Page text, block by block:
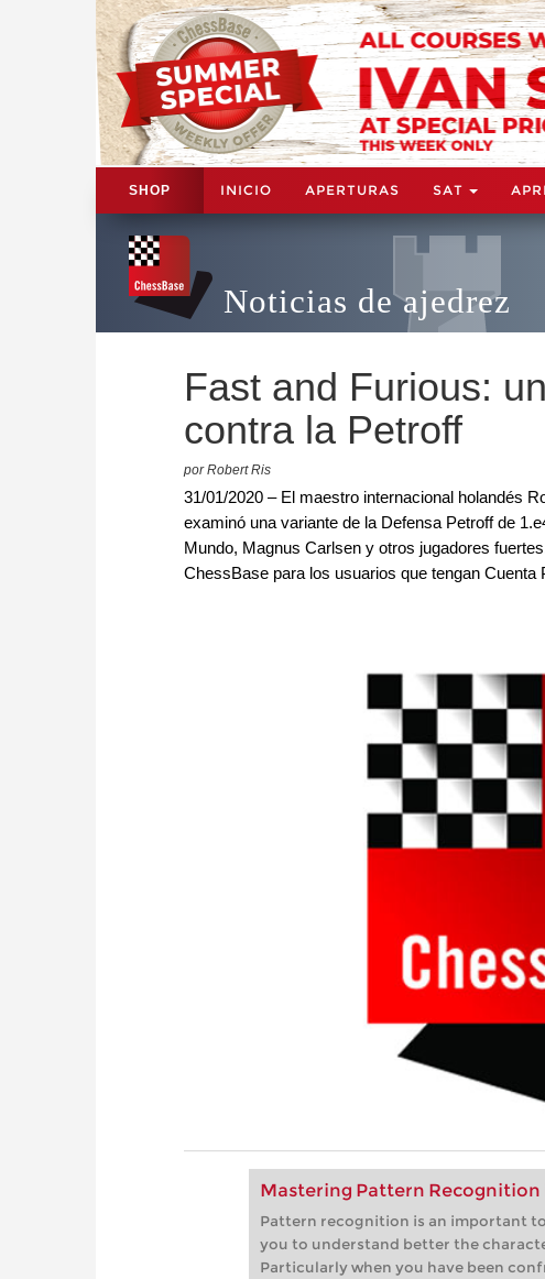
SHOP INICIO APERTURAS SAT
Noticias de ajedrez
Fast and Furious:
contra la Petroff
por Robert Ris
31/01/2020 – El maestro internacional holandés
examinó una variante de la Defensa Petroff de
Mundo, Magnus Carlsen y otros jugadores
ChessBase para los usuarios que tengan Cuenta
Mastering Pattern Recognition
Pattern recognition is an important
you to understand better the
Particularly when you have been